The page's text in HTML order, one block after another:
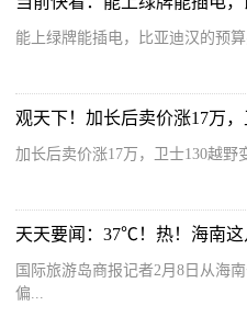
能上绿牌能插电，比亚迪汉的预
加长后卖价涨17万，卫士130越野
天天要闻：37℃！热！海南
国际旅游岛商报记者2月8日从海
偏...